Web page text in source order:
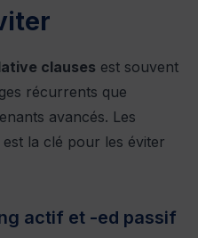
clauses est souvent
récurrents que
avancés. Les
la clé pour les éviter
actif et -ed passif